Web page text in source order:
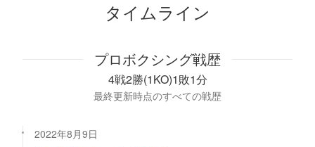
タイムライン
プロボクシング戦歴
4戦2勝(1KO)1敗1分
最終更新時点のすべての戦歴
2022年8月9日